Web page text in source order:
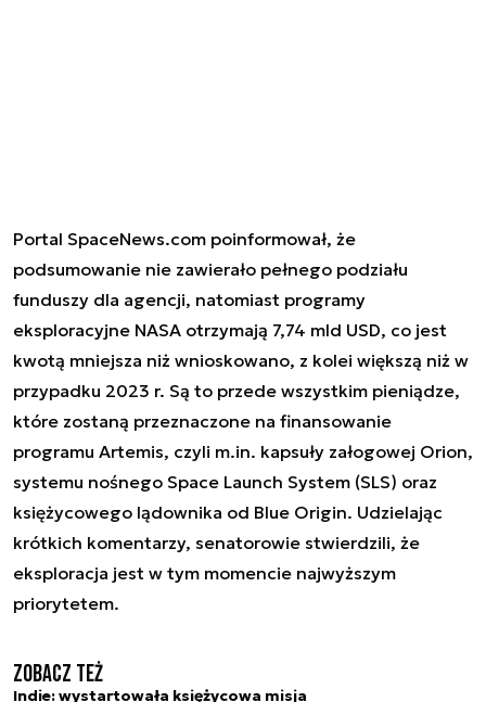
Portal SpaceNews.com poinformował, że
podsumowanie nie zawierało pełnego podziału
funduszy dla agencji, natomiast programy
eksploracyjne NASA otrzymają 7,74 mld USD, co jest
kwotą mniejsza niż wnioskowano, z kolei większą niż w
przypadku 2023 r. Są to przede wszystkim pieniądze,
które zostaną przeznaczone na finansowanie
programu Artemis, czyli m.in. kapsuły załogowej Orion,
systemu nośnego Space Launch System (SLS) oraz
księżycowego lądownika od Blue Origin. Udzielając
krótkich komentarzy, senatorowie stwierdzili, że
eksploracja jest w tym momencie najwyższym
priorytetem.
Zobacz też
Indie: wystartowała księżycowa misja